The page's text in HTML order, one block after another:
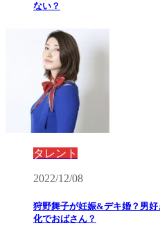
ない？
タレント
2022/12/08
狩野舞子が妊娠&デキ婚？男
化でおばさん？